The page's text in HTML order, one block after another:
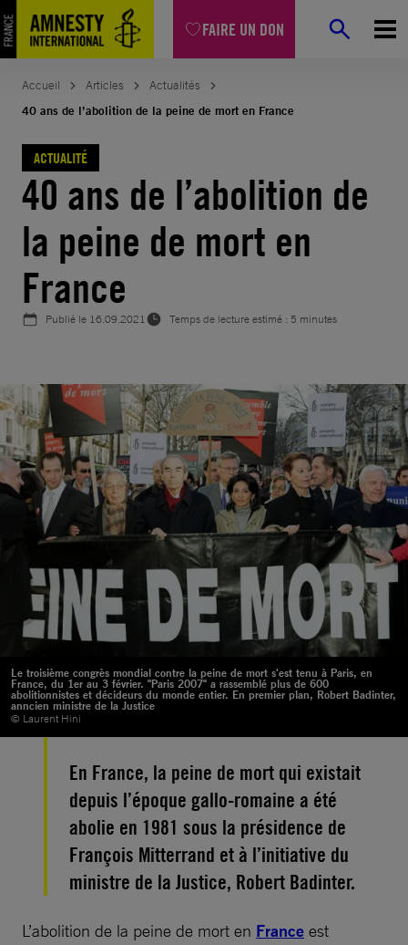
FAIRE UN DON
Aller
au
contenu
Accueil Articles
Actualités
40 ans de l’abolition de la peine de mort en France
ACTUALITÉ
40 ans de l’abolition de
la peine de mort en
France
Publié le 16.09.2021 Temps de lecture estimé : 5 minutes
Le troisième congrès mondial contre la peine de mort s'est tenu à Paris, en
France, du 1er au 3 février. "Paris 2007" a rassemblé plus de 600
abolitionnistes et décideurs du monde entier. En premier plan, Robert Badinter,
anncien ministre de la Justice
© Laurent Hini
En France, la peine de mort qui existait
depuis l’époque gallo-romaine a été
abolie en 1981 sous la présidence de
François Mitterrand et à l’initiative du
ministre de la Justice, Robert Badinter.
L’abolition de la peine de mort en France est